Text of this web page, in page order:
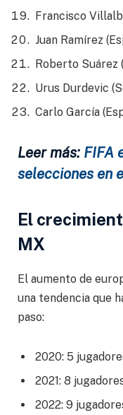
Francisco
Juan Ramírez
Roberto Suárez
Urus Durdevic
Carlo García
Leer más: FIFA
selecciones en
El
MX
El aumento de
una tendencia que
paso:
2020: 5
2021: 8
2022: 9